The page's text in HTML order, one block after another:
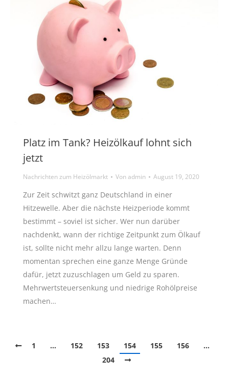
Platz im Tank? Heizölkauf lohnt sich
jetzt
Nachrichten zum Heizölmarkt Vonadmin August 19, 2020
Zur Zeit schwitzt ganz Deutschland in einer
Hitzewelle. Aber die nächste Heizperiode kommt
bestimmt – soviel ist sicher. Wer nun darüber
nachdenkt, wann der richtige Zeitpunkt zum Ölkauf
ist, sollte nicht mehr allzu lange warten. Denn
momentan sprechen eine ganze Menge Gründe
dafür, jetzt zuzuschlagen um Geld zu sparen.
Mehrwertsteuersenkung und niedrige Rohölpreise
machen…
1 … 152 153 154 155 156
…
204